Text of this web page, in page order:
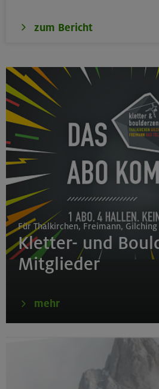
zum Bericht
Für Thalkirchen, Freimann, Gilching
Kletter- und
Mitglieder
mehr